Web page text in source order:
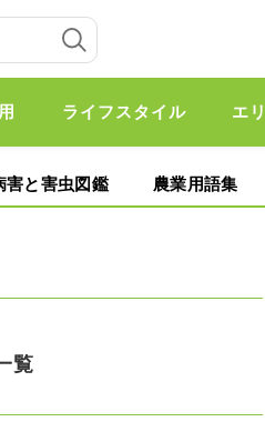
ライフスタイル エ
害と害虫図鑑 農業用語集
覧